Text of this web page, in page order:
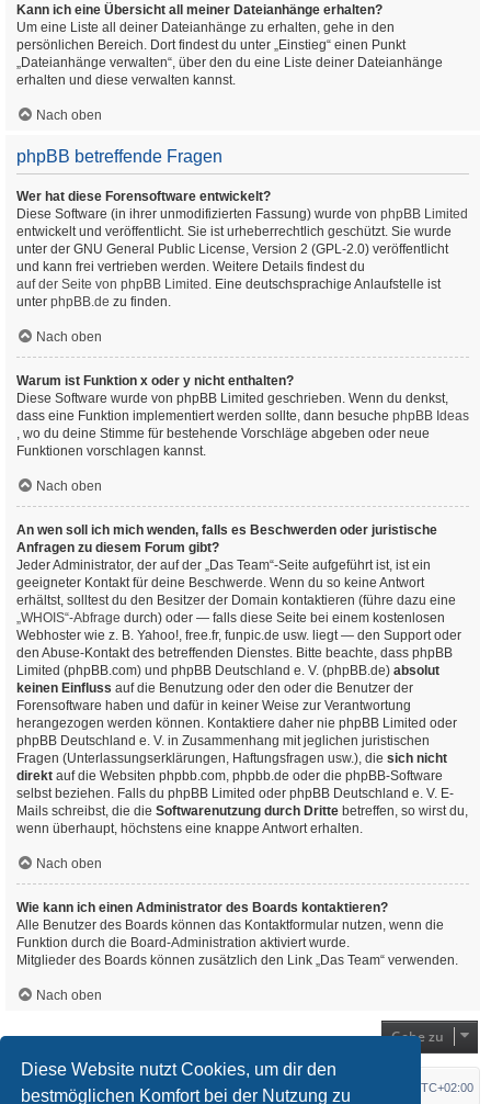
Diese Website nutzt Cookies, um dir den
bestmöglichen Komfort bei der Nutzung zu
Kann ich eine Übersicht all meiner Dateianhänge erhalten?
Um eine Liste all deiner Dateianhänge zu erhalten, gehe in den
persönlichen Bereich. Dort findest du unter „Einstieg“ einen Punkt
„Dateianhänge verwalten“, über den du eine Liste deiner Dateianhänge
erhalten und diese verwalten kannst.
Nach oben
phpBB betreffende Fragen
Wer hat diese Forensoftware entwickelt?
Diese Software (in ihrer unmodifizierten Fassung) wurde von phpBB Limited
entwickelt und veröffentlicht. Sie ist urheberrechtlich geschützt. Sie wurde
unter der GNU General Public License, Version 2 (GPL-2.0) veröffentlicht
und kann frei vertrieben werden. Weitere Details findest du
auf der Seite von phpBB Limited . Eine deutschsprachige Anlaufstelle ist
unter phpBB.de zu finden.
Nach oben
Warum ist Funktion x oder y nicht enthalten?
Diese Software wurde von phpBB Limited geschrieben. Wenn du denkst,
dass eine Funktion implementiert werden sollte, dann besuche phpBB Ideas
, wo du deine Stimme für bestehende Vorschläge abgeben oder neue
Funktionen vorschlagen kannst.
Nach oben
An wen soll ich mich wenden, falls es Beschwerden oder juristische
Anfragen zu diesem Forum gibt?
Jeder Administrator, der auf der „Das Team“-Seite aufgeführt ist, ist ein
geeigneter Kontakt für deine Beschwerde. Wenn du so keine Antwort
erhältst, solltest du den Besitzer der Domain kontaktieren (führe dazu eine
„WHOIS“-Abfrage durch) oder — falls diese Seite bei einem kostenlosen
Webhoster wie z. B. Yahoo!, free.fr, funpic.de usw. liegt — den Support oder
den Abuse-Kontakt des betreffenden Dienstes. Bitte beachte, dass phpBB
Limited (phpBB.com) und phpBB Deutschland e. V. (phpBB.de) absolut
keinen Einfluss auf die Benutzung oder den oder die Benutzer der
Forensoftware haben und dafür in keiner Weise zur Verantwortung
herangezogen werden können. Kontaktiere daher nie phpBB Limited oder
phpBB Deutschland e. V. in Zusammenhang mit jeglichen juristischen
Fragen (Unterlassungserklärungen, Haftungsfragen usw.), die sich nicht
direkt auf die Websiten phpbb.com, phpbb.de oder die phpBB-Software
selbst beziehen. Falls du phpBB Limited oder phpBB Deutschland e. V. E-
Mails schreibst, die die Softwarenutzung durch Dritte betreffen, so wirst du,
wenn überhaupt, höchstens eine knappe Antwort erhalten.
Nach oben
Wie kann ich einen Administrator des Boards kontaktieren?
Alle Benutzer des Boards können das Kontaktformular nutzen, wenn die
Funktion durch die Board-Administration aktiviert wurde.
Mitglieder des Boards können zusätzlich den Link „Das Team“ verwenden.
Nach oben
Gehe zu
Startseite Foren-Übersicht UTC+02:00